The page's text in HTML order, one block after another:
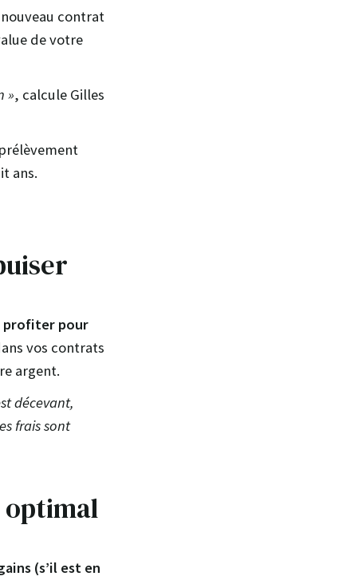
contrat
de votre
», calcule Gilles
ans.
profiter pour
vos contrats
argent.
décevant,
frais sont
(s’il est en